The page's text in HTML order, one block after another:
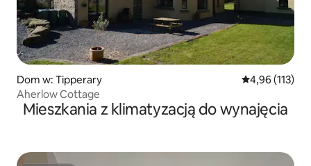
Dom w: Tipperary Średnia
4,96 (113)
Aherlow Cottage
Mieszkania z klimatyzacją do wynajęcia